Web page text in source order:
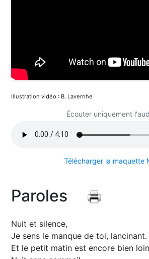
Illustration vidéo : B. Lavernhe
Écouter uniquement
Télécharger la maquette
Paroles
Nuit et silence,
Je sens le manque de toi, lancinant.
Et le petit matin est encore bien